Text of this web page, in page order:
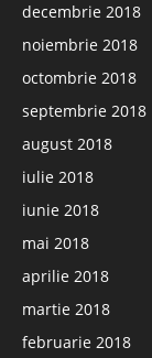
decembrie 2018
noiembrie 2018
octombrie 2018
septembrie 2018
august 2018
iulie 2018
iunie 2018
mai 2018
aprilie 2018
martie 2018
februarie 2018